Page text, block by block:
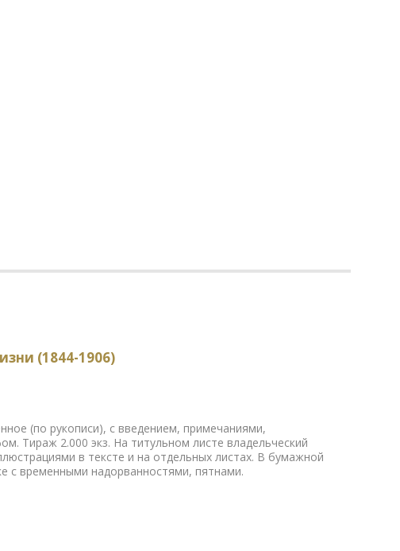
(1844-1906)
(по рукописи), с введением, примечаниями,
Тираж 2.000 экз. На титульном листе владельческий
в тексте и на отдельных листах. В бумажной
с временными надорванностями, пятнами.